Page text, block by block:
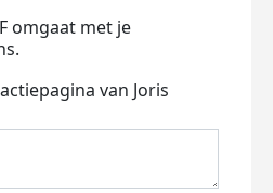
omgaat met je
van Joris